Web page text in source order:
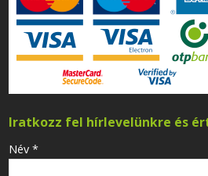
Iratkozz fel hírlevelünkre és
-Név *